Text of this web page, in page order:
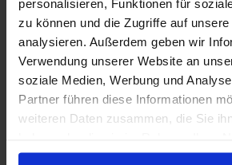
personalisieren, Funktionen für
zu können und die Zugriffe auf
analysieren. Außerdem geben wir
Verwendung unserer Website an
soziale Medien, Werbung und
Partner führen diese Informationen
weiteren Daten zusammen, die Sie
gesammelt haben.
Alles Inklusive Wi-Fi Trinkgelder
Sonderpreise mit bis zu 40% Ermäßigung
Bis zu 749 € Bordguthaben
4 Sep. 2028
Suiteab